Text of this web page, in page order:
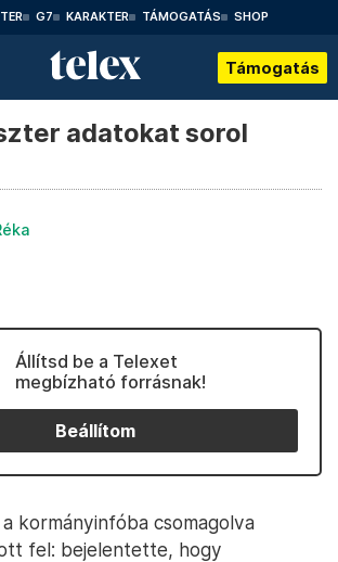
G7 KARAKTER TÁMOGATÁS SHOP
Támogatás
adatokat sorol
Állítsd be a Telexet
megbízható forrásnak!
Beállítom
kormányinfóba csomagolva
fel: bejelentette, hogy